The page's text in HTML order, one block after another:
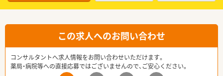
この求人へのお問い合わせ
コンサルタントへ求人情報をお問い合わせいただけます。
薬局・病院等への直接応募ではございませんので、ご安心ください。